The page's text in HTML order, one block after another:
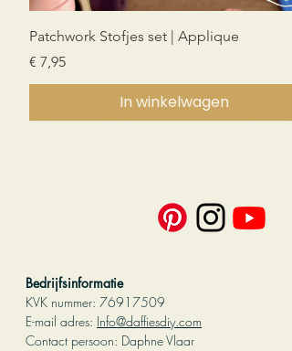
Patchwork Stofjes set | Applique
Prijs
€ 7,95
In winkelwagen
Bedrijfsinformatie
KVK nummer: 76917509
E-mail adres: Info@daffiesdiy.com
Contact persoon: Daphne Vlaar